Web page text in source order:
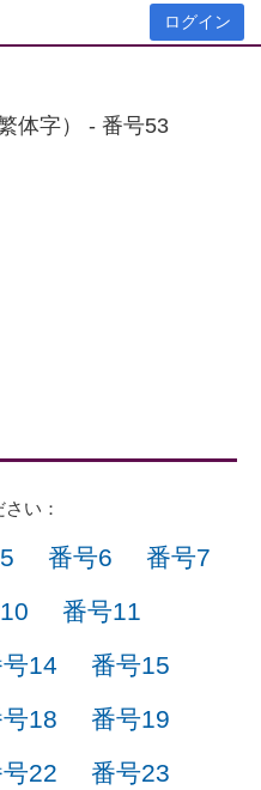
ログイン
体字） - 番号53
い：
番号6
番号7
番号11
14
番号15
18
番号19
22
番号23